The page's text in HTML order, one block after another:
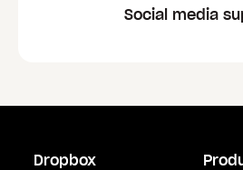
Social media
Dropbox